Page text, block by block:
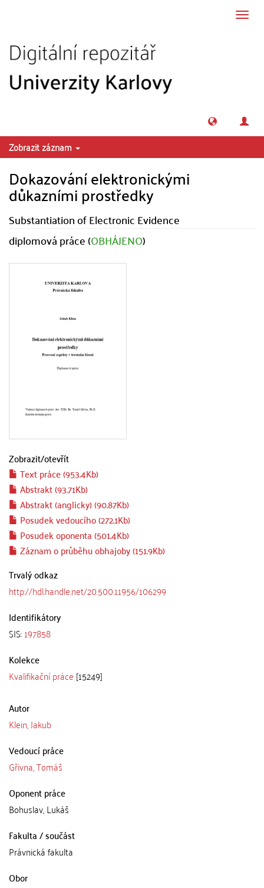
Zobrazit záznam
Dokazování elektronickými
důkazními prostředky
Substantiation of Electronic Evidence
diplomová práce (OBHÁJENO)
Zobrazit/otevřít
Text práce (953.4Kb)
Abstrakt (93.71Kb)
Abstrakt (anglicky) (90.87Kb)
Posudek vedoucího (272.1Kb)
Posudek oponenta (501.4Kb)
Záznam o průběhu obhajoby (151.9Kb)
Trvalý odkaz
http://hdl.handle.net/20.500.11956/106299
Identifikátory
SIS:197858
Kolekce
Kvalifikační práce [15249]
Autor
Klein, Jakub
Vedoucí práce
Gřivna, Tomáš
Oponent práce
Bohuslav, Lukáš
Fakulta / součást
Právnická fakulta
Obor